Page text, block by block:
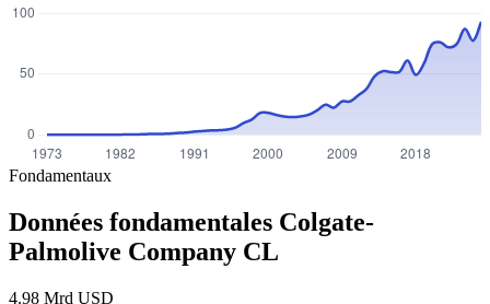
Fondamentaux
Données fondamentales Colgate-
Palmolive Company CL
4.98 Mrd USD